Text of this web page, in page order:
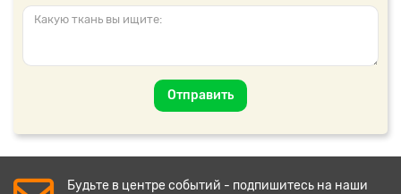
Отправить
Будьте в центре событий - подпишитесь на наши